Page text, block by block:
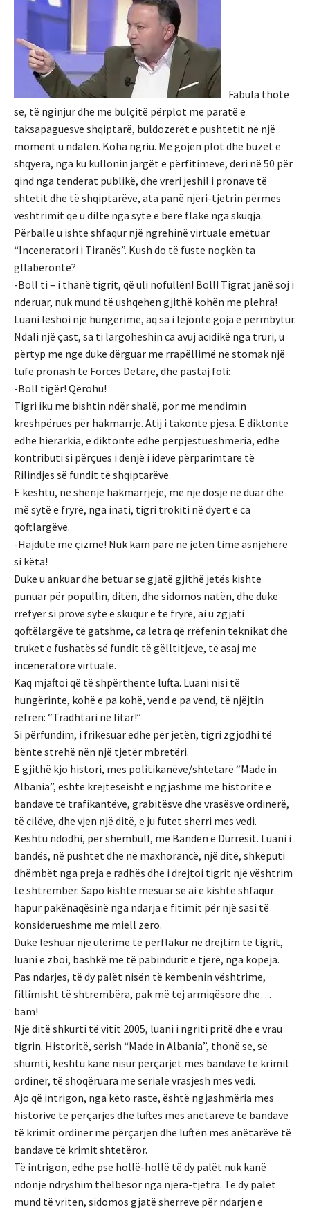
Fabula thotë
se, të nginjur dhe me bulçitë përplot me paratë e
taksapaguesve shqiptarë, buldozerët e pushtetit në një
moment u ndalën. Koha ngriu. Me gojën plot dhe buzët e
shqyera, nga ku kullonin jargët e përfitimeve, deri në 50 për
qind nga tenderat publikë, dhe vreri jeshil i pronave të
shtetit dhe të shqiptarëve, ata panë njëri-tjetrin përmes
vështrimit që u dilte nga sytë e bërë flakë nga skuqja.
Përballë u ishte shfaqur një ngrehinë virtuale emëtuar
“Inceneratori i Tiranës”. Kush do të fuste noçkën ta
gllabëronte?
-Boll ti – i thanë tigrit, që uli nofullën! Boll! Tigrat janë soj i
nderuar, nuk mund të ushqehen gjithë kohën me plehra!
Luani lëshoi një hungërimë, aq sa i lejonte goja e përmbytur.
Ndali një çast, sa ti largoheshin ca avuj acidikë nga truri, u
përtyp me nge duke dërguar me rrapëllimë në stomak një
tufë pronash të Forcës Detare, dhe pastaj foli:
-Boll tigër! Qërohu!
Tigri iku me bishtin ndër shalë, por me mendimin
kreshpërues për hakmarrje. Atij i takonte pjesa. E diktonte
edhe hierarkia, e diktonte edhe përpjestueshmëria, edhe
kontributi si përçues i denjë i ideve përparimtare të
Rilindjes së fundit të shqiptarëve.
E kështu, në shenjë hakmarrjeje, me një dosje në duar dhe
më sytë e fryrë, nga inati, tigri trokiti në dyert e ca
qoftlargëve.
-Hajdutë me çizme! Nuk kam parë në jetën time asnjëherë
si këta!
Duke u ankuar dhe betuar se gjatë gjithë jetës kishte
punuar për popullin, ditën, dhe sidomos natën, dhe duke
rrëfyer si provë sytë e skuqur e të fryrë, ai u zgjati
qoftëlargëve të gatshme, ca letra që rrëfenin teknikat dhe
truket e fushatës së fundit të gëlltitjeve, të asaj me
inceneratorë virtualë.
Kaq mjaftoi që të shpërthente lufta. Luani nisi të
hungërinte, kohë e pa kohë, vend e pa vend, të njëjtin
refren: “Tradhtari në litar!”
Si përfundim, i frikësuar edhe për jetën, tigri zgjodhi të
bënte strehë nën një tjetër mbretëri.
E gjithë kjo histori, mes politikanëve/shtetarë “Made in
Albania”, është krejtësëisht e ngjashme me historitë e
bandave të trafikantëve, grabitësve dhe vrasësve ordinerë,
të cilëve, dhe vjen një ditë, e ju futet sherri mes vedi.
Kështu ndodhi, për shembull, me Bandën e Durrësit. Luani i
bandës, në pushtet dhe në maxhorancë, një ditë, shkëputi
dhëmbët nga preja e radhës dhe i drejtoi tigrit një vështrim
të shtrembër. Sapo kishte mësuar se ai e kishte shfaqur
hapur pakënaqësinë nga ndarja e fitimit për një sasi të
konsiderueshme me miell zero.
Duke lëshuar një ulërimë të përflakur në drejtim të tigrit,
luani e zboi, bashkë me të pabindurit e tjerë, nga kopeja.
Pas ndarjes, të dy palët nisën të këmbenin vështrime,
fillimisht të shtrembëra, pak më tej armiqësore dhe…
bam!
Një ditë shkurti të vitit 2005, luani i ngriti pritë dhe e vrau
tigrin. Historitë, sërish “Made in Albania”, thonë se, së
shumti, kështu kanë nisur përçarjet mes bandave të krimit
ordiner, të shoqëruara me seriale vrasjesh mes vedi.
Ajo që intrigon, nga këto raste, është ngjashmëria mes
historive të përçarjes dhe luftës mes anëtarëve të bandave
të krimit ordiner me përçarjen dhe luftën mes anëtarëve të
bandave të krimit shtetëror.
Të intrigon, edhe pse hollë-hollë të dy palët nuk kanë
ndonjë ndryshim thelbësor nga njëra-tjetra. Të dy palët
mund të vriten, sidomos gjatë sherreve për ndarjen e